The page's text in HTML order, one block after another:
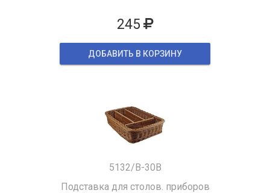
245
ДОБАВИТЬ В КОРЗИНУ
5132/B-30B
Подставка для столов. приборов